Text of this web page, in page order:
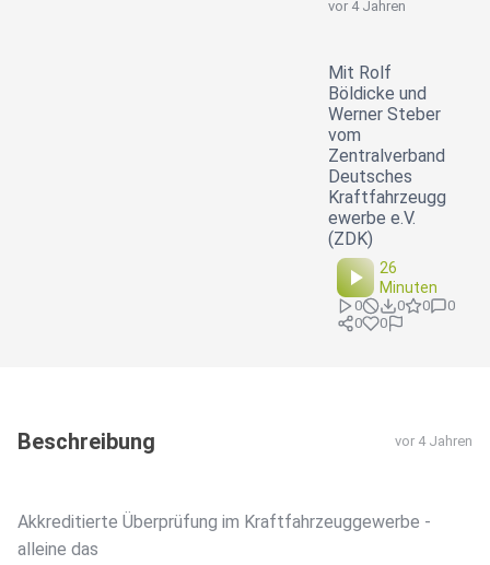
vor 4 Jahren
Mit Rolf
Böldicke und
Werner Steber
vom
Zentralverband
Deutsches
Kraftfahrzeugg
ewerbe e.V.
(ZDK)
26
Minuten
0 0 0
0
0
0
Beschreibung vor 4 Jahren
Akkreditierte Überprüfung im Kraftfahrzeuggewerbe -
alleine das